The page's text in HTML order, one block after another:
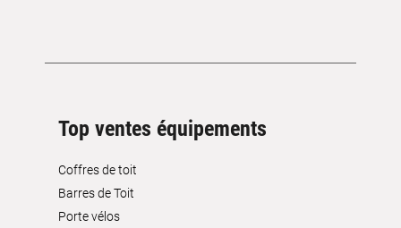
Top ventes équipements
Coffres de toit
Barres de Toit
Porte vélos